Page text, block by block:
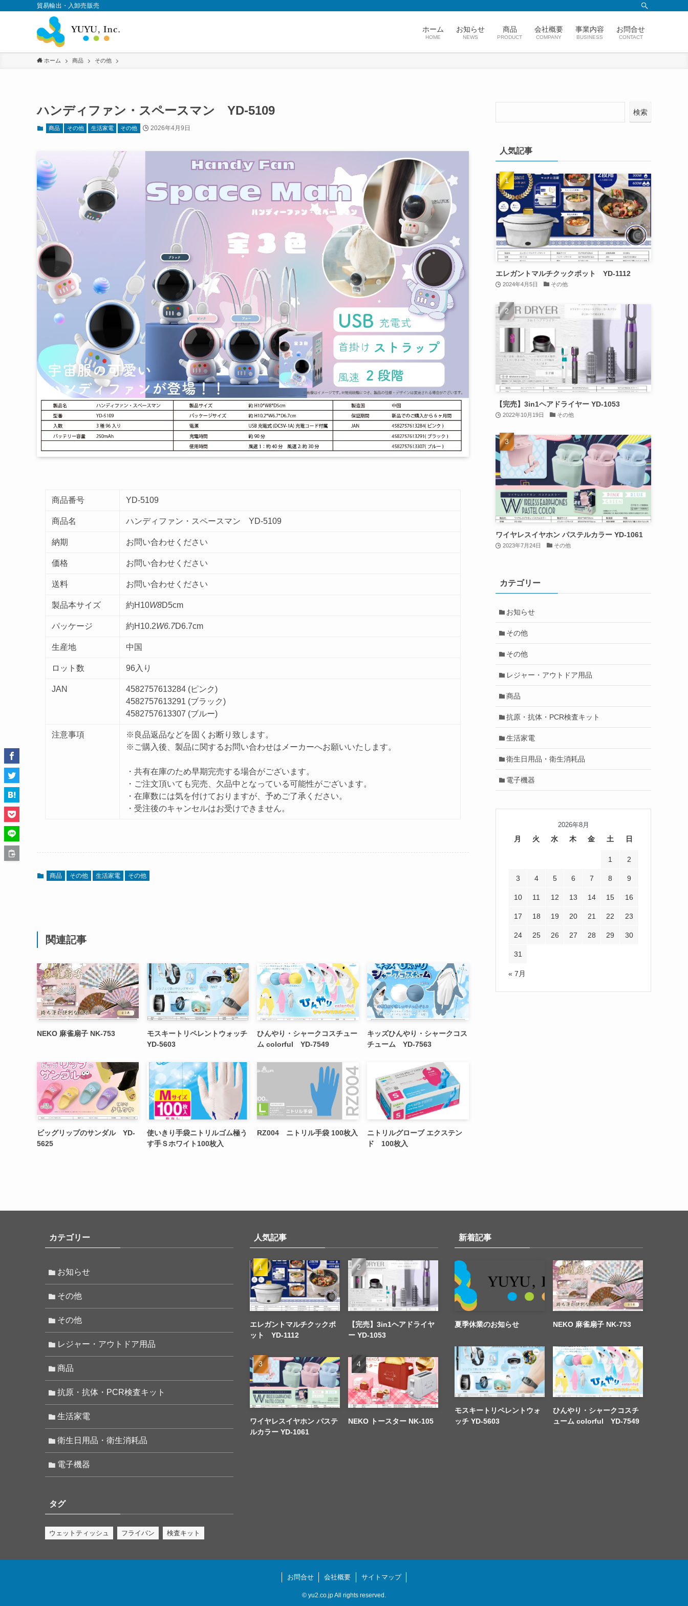
貿易輸出・入卸売販売
ホーム
HOME
お知らせ
NEWS
商品
PRODUCT
会社概要
COMPANY
事業内容
BUSINESS
お問合せ
CONTACT
ホーム 商品 その他
ハンディファン・スペースマン YD-5109
商品 その他 生活家電 その他 2026年4月9日
商品番号 YD-5109
商品名 ハンディファン・スペースマン YD-5109
納期 お問い合わせください
価格 お問い合わせください
送料 お問い合わせください
製品本サイズ 約H10W8D5cm
パッケージ 約H10.2W6.7D6.7cm
生産地 中国
ロット数 96入り
JAN
4582757613284 (ピンク)
4582757613291 (ブラック)
4582757613307 (ブルー)
注意事項
※良品返品などを固くお断り致します。
※ご購入後、製品に関するお問い合わせはメーカーへお願いいたします。
・共有在庫のため早期完売する場合がございます。
・ご注文頂いても完売、欠品中となっている可能性がございます。
・在庫数には気を付けておりますが、予めご了承ください。
・受注後のキャンセルはお受けできません。
商品 その他 生活家電 その他
関連記事
NEKO 麻雀扇子 NK-753
モスキートリペレントウォッチ
YD-5603
ひんやり・シャークコスチュー
ム colorful YD-7549
キッズひんやり・シャークコス
チューム YD-7563
ビッグリップのサンダル YD-
5625
使いきり手袋ニトリルゴム極う
す手Ｓホワイト100枚入
RZ004 ニトリル手袋 100枚入
ニトリルグローブ エクステン
ド 100枚入
検索
人気記事
エレガントマルチクックポット YD-1112
2024年4月5日 その他
【完売】3in1ヘアドライヤー YD-1053
2022年10月19日 その他
ワイヤレスイヤホン パステルカラー YD-1061
2023年7月24日 その他
カテゴリー
お知らせ
その他
その他
レジャー・アウトドア用品
商品
抗原・抗体・PCR検査キット
生活家電
衛生日用品・衛生消耗品
電子機器
2026年8月
月 火 水 木 金 土 日
1 2
3 4 5 6 7 8 9
10 11 12 13 14 15 16
17 18 19 20 21 22 23
24 25 26 27 28 29 30
31
« 7月
カテゴリー
お知らせ
その他
その他
レジャー・アウトドア用品
商品
抗原・抗体・PCR検査キット
生活家電
衛生日用品・衛生消耗品
電子機器
タグ
ウェットティッシュ フライパン 検査キット
人気記事
エレガントマルチクックポ
ット YD-1112
【完売】3in1ヘアドライヤ
ー YD-1053
ワイヤレスイヤホン パステ
ルカラー YD-1061
NEKO トースター NK-105
新着記事
夏季休業のお知らせ NEKO 麻雀扇子 NK-753
モスキートリペレントウォ
ッチ YD-5603
ひんやり・シャークコスチ
ューム colorful YD-7549
お問合せ 会社概要 サイトマップ
© yu2.co.jp All rights reserved.